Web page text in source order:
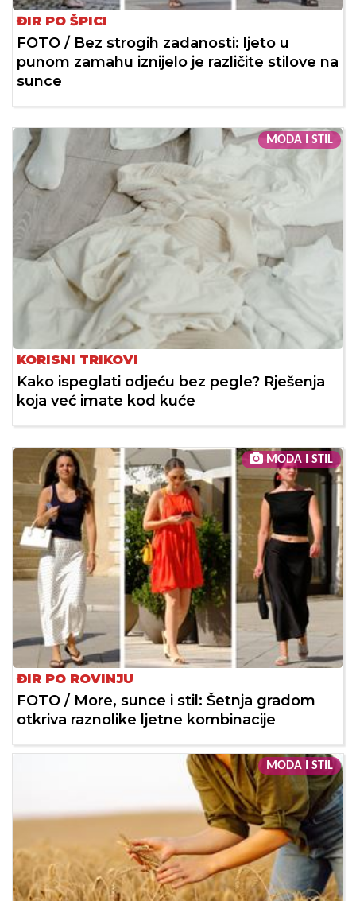
ĐIR PO ŠPICI
FOTO / Bez strogih zadanosti: ljeto u
punom zamahu iznijelo je različite stilove na
sunce
MODA I STIL
KORISNI TRIKOVI
Kako ispeglati odjeću bez pegle? Rješenja
koja već imate kod kuće
MODA I STIL
ĐIR PO ROVINJU
FOTO / More, sunce i stil: Šetnja gradom
otkriva raznolike ljetne kombinacije
MODA I STIL